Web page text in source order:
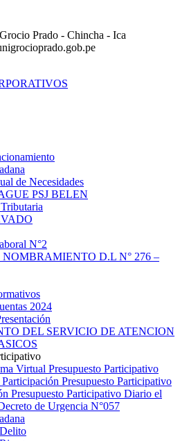
Prado - Chincha - Ica
de Necesidades
PSJ BELEN
N°2
NOMBRAMIENTO D.L N° 276 –
2024
DEL SERVICIO DE ATENCION
Virtual Presupuesto Participativo
Presupuesto Participativo
Presupuesto Participativo Diario el
de Urgencia N°057